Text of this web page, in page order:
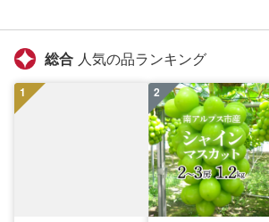
総合 人気の品ランキング
1 2